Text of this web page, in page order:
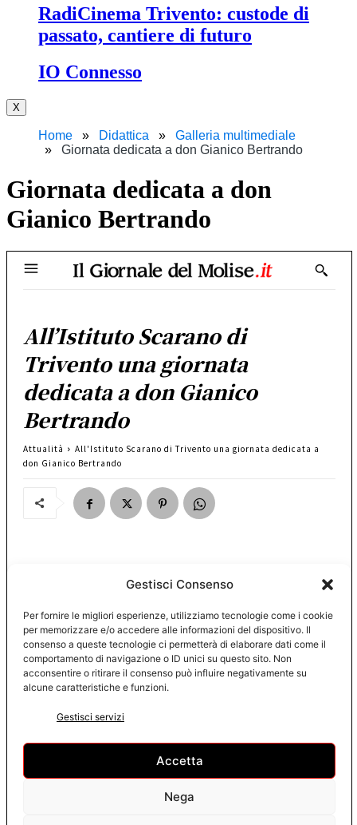
RadiCinema Trivento: custode di
passato, cantiere di futuro
IO Connesso
X
Home Didattica
Galleria multimediale
Giornata dedicata a don Gianico Bertrando
Giornata dedicata a don
Gianico Bertrando